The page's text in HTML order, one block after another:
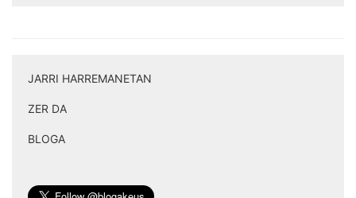
JARRI HARREMANETAN
ZER DA
BLOGA